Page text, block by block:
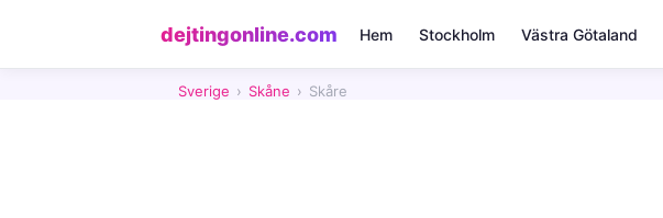
dejtingonline.com Hem Stockholm Västra Götaland
Sverige › Skåne › Skåre